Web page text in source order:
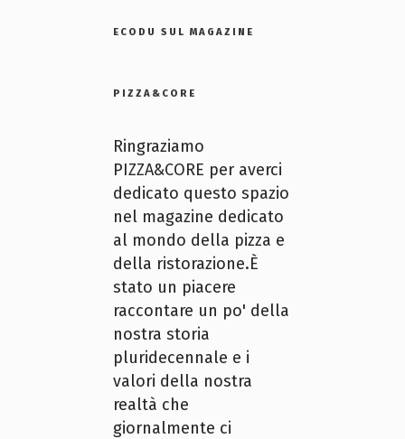
ECODU SUL MAGAZINE
PIZZA&CORE
Ringraziamo
PIZZA&CORE per averci
dedicato questo spazio
nel magazine dedicato
al mondo della pizza e
della ristorazione.È
stato un piacere
raccontare un po' della
nostra storia
pluridecennale e i
valori della nostra
realtà che
giornalmente ci